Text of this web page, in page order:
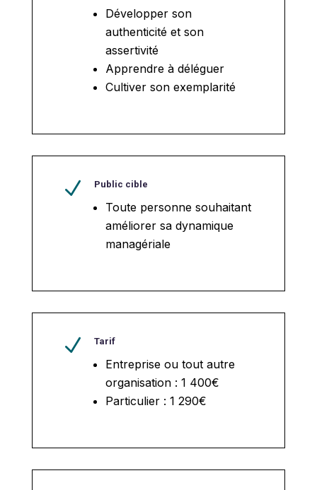
Développer son
authenticité et son
assertivité
Apprendre à déléguer
Cultiver son exemplarité
N Public cible
Toute personne souhaitant
améliorer sa dynamique
managériale
N Tarif
Entreprise ou tout autre
organisation : 1 400€
Particulier : 1 290€